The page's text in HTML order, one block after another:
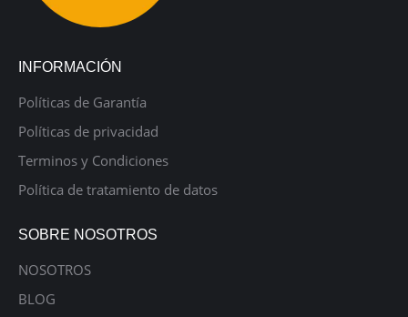
INFORMACIÓN
Políticas de Garantía
Políticas de privacidad
Terminos y Condiciones
Política de tratamiento de datos
SOBRE NOSOTROS
NOSOTROS
BLOG